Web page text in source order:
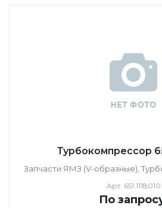
Турбокомпрессор
Запчасти ЯМЗ (V-образные),
Арт. 651.1118010
По запр